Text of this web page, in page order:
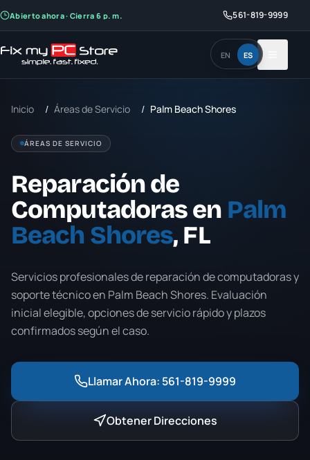
Abierto ahora · Cierra 6 p. m. 561-819-9999
ES
EN
Inicio / Áreas de Servicio / Palm Beach Shores
ÁREAS DE SERVICIO
Reparación de
Computadoras en Palm
Beach Shores, FL
Servicios profesionales de reparación de computadoras y
soporte técnico en Palm Beach Shores. Evaluación
inicial elegible, opciones de servicio rápido y plazos
confirmados según el caso.
Llamar Ahora: 561-819-9999
Obtener Direcciones